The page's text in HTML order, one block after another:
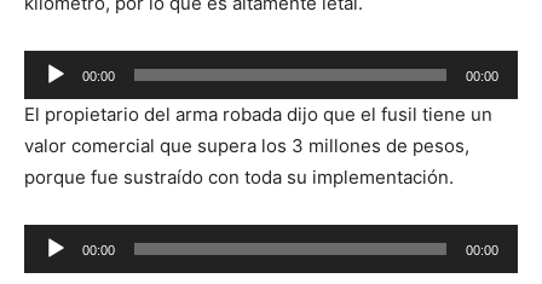
Reproductor
de
audio
00:00 00:00
El propietario del arma robada dijo que el fusil tiene un
valor comercial que supera los 3 millones de pesos,
porque fue sustraído con toda su implementación.
Reproductor
de
00:00 00:00